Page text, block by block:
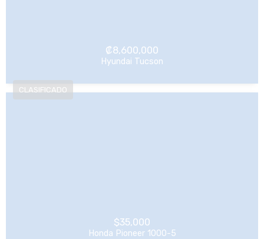
₡8,600,000
Hyundai Tucson
$35,000
Honda Pioneer 1000-5